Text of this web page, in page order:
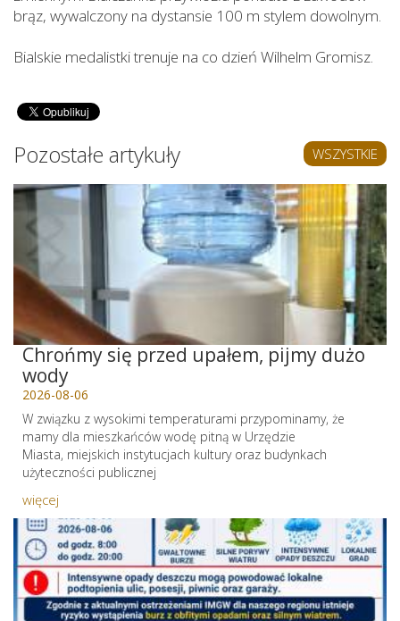
brąz, wywalczony na dystansie 100 m stylem dowolnym.
Bialskie medalistki trenuje na co dzień Wilhelm Gromisz.
Pozostałe artykuły WSZYSTKIE
Chrońmy się przed upałem, pijmy dużo
wody
2026-08-06
W związku z wysokimi temperaturami przypominamy, że
mamy dla mieszkańców wodę pitną w Urzędzie
Miasta, miejskich instytucjach kultury oraz budynkach
użyteczności publicznej
więcej